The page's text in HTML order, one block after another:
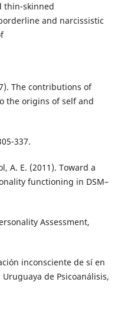
thin-skinned
and narcissistic
The contributions of
the origins of self and
337.
A. E. (2011). Toward a
functioning in DSM–
Assessment,
inconsciente de sí en
de Psicoanálisis,